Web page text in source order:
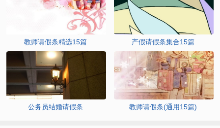
教师请假条精选15篇 产假请假条集合15篇
公务员结婚请假条 教师请假条(通用15篇)